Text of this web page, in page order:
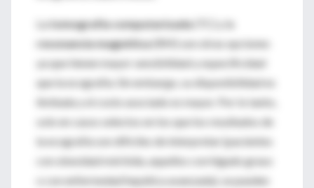
Latomografía computarizada(TC) y la
resonancia magnética(RM) son otras opciones
ya que tienen mayor sensibilidad y especificidad
que la ecografía. Sin embargo, su disponibilidad es
limitada y el costo asociado es mayor. Por lo tanto,
solo en casos selectos en los que los resultados de
la ecografía son difíciles de interpretar (pacientes
con obesidad mórbida, aquellos con hígado graso
o con enfermedad hepática avanzada), se pueden